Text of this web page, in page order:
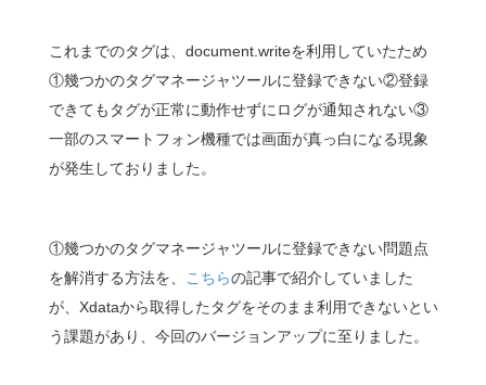
これまでのタグは、document.writeを利用していたため
①幾つかのタグマネージャツールに登録できない②登録
できてもタグが正常に動作せずにログが通知されない③
一部のスマートフォン機種では画面が真っ白になる現象
が発生しておりました。
①幾つかのタグマネージャツールに登録できない問題点
を解消する方法を、
こちらの記事で紹介していました
が、Xdataから取得したタグをそのまま利用できないとい
う課題があり、今回のバージョンアップに至りました。